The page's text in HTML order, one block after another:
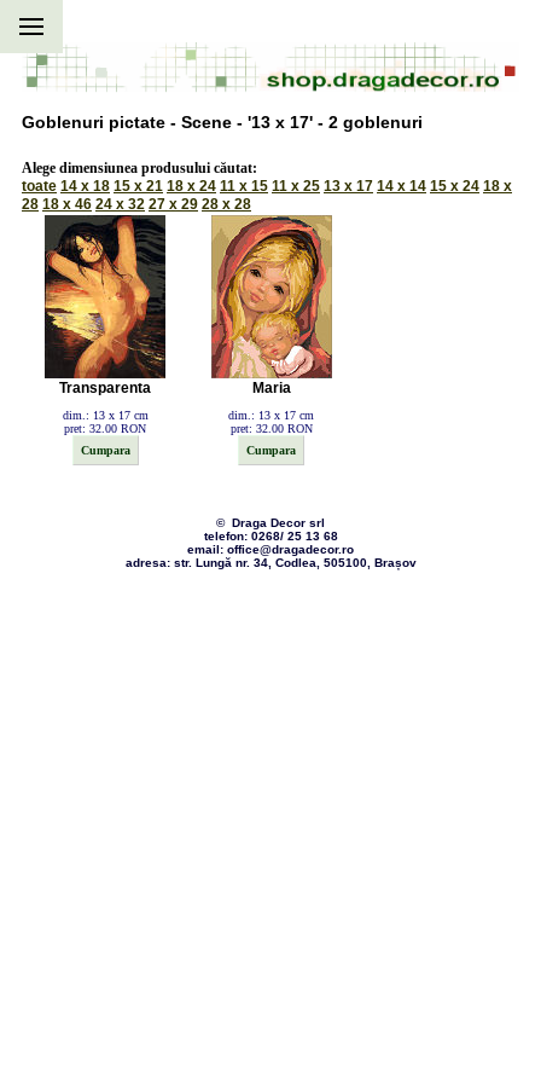
Goblenuri pictate - Scene - '13 x 17' - 2 goblenuri
Alege dimensiunea produsului căutat:
toate 14 x 18 15 x 21 18 x 24 11 x 15 11 x 25 13 x 17 14 x 14 15 x 24 18 x
28 18 x 46 24 x 32 27 x 29 28 x 28
Transparenta
dim.: 13 x 17 cm
pret: 32.00 RON
Maria
dim.: 13 x 17 cm
pret: 32.00 RON
© Draga Decor srl
telefon: 0268/ 25 13 68
email: office@dragadecor.ro
adresa: str. Lungă nr. 34, Codlea, 505100, Brașov